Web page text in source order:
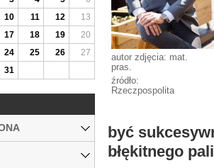
autor zdjęcia: mat.
pras.
źródło:
Rzeczpospolita
być
błękitnego
10 11 12
13
17 18 19
20
24 25 26
27
31